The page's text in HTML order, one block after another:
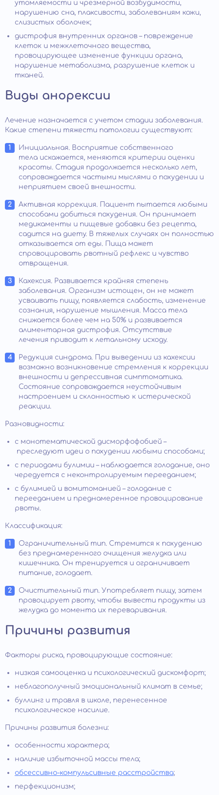
утомляемости и чрезмерной возбудимости,
нарушению сна, плаксивости, заболеваниям кожи,
слизистых оболочек;
дистрофия внутренних органов – повреждение
клеток и межклеточного вещества,
провоцирующее изменение функции органа,
нарушение метаболизма, разрушение клеток и
тканей.
Виды анорексии
Лечение назначается с учетом стадии заболевания.
Какие степени тяжести патологии существуют:
Инициальная. Восприятие собственного
тела искажается, меняются критерии оценки
красоты. Стадия продолжается несколько лет,
сопровождается частыми мыслями о похудении и
неприятием своей внешности.
Активная коррекция. Пациент пытается любыми
способами добиться похудения. Он принимает
медикаменты и пищевые добавки без рецепта,
садится на диету. В тяжелых случаях он полностью
отказывается от еды. Пища может
спровоцировать рвотный рефлекс и чувство
отвращения.
Кахексия. Развивается крайняя степень
заболевания. Организм истощен, он не может
усваивать пищу, появляется слабость, изменение
сознания, нарушение мышления. Масса тела
снижается более чем на 50% и развивается
алиментарная дистрофия. Отсутствие
лечения приводит к летальному исходу.
Редукция синдрома. При выведении из кахексии
возможно возникновение стремления к коррекции
внешности и депрессивная симптоматика.
Состояние сопровождается неустойчивым
настроением и склонностью к истерической
реакции.
Разновидности:
с монотематической дисморфофобией –
преследуют идеи о похудении любыми способами;
с периодами булимии – наблюдается голодание, оно
чередуется с неконтролируемым перееданием;
с булимией и вомитоманией – голодание с
перееданием и преднамеренное провоцирование
рвоты.
Классификация:
Ограничительный тип. Стремится к похудению
без преднамеренного очищения желудка или
кишечника. Он тренируется и ограничивает
питание, голодает.
Очистительный тип. Употребляет пищу, затем
провоцирует рвоту, чтобы вывести продукты из
желудка до момента их переваривания.
Причины развития
Факторы риска, провоцирующие состояние:
низкая самооценка и психологический дискомфорт;
неблагополучный эмоциональный климат в семье;
буллинг и травля в школе, перенесенное
психологическое насилие.
Причины развития болезни:
особенности характера;
наличие избыточной массы тела;
обсессивно-компульсивные расстройства;
перфекционизм;